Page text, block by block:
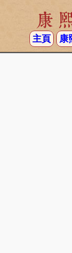
康
主頁 康